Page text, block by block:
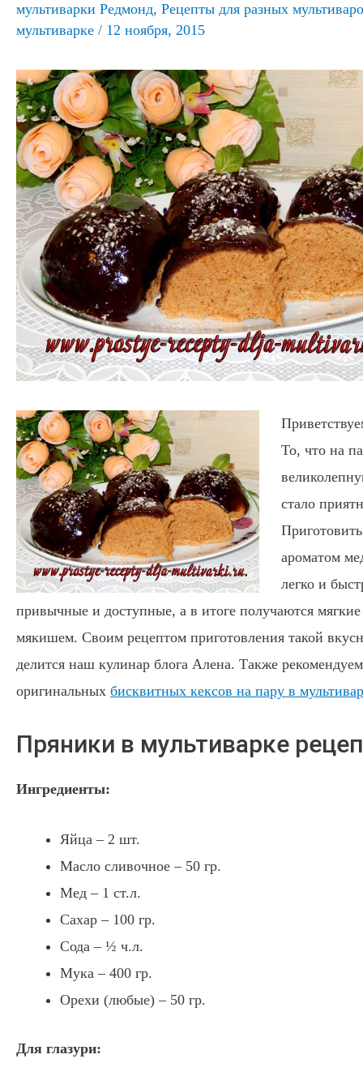
мультиварки Редмонд, Рецепты для разных
мультиварке / 12 ноября, 2015
То, что на
стало
ароматом
легко и
привычные и доступные, а в итоге получаются
мякишем. Своим рецептом приготовления такой
делится наш кулинар блога Алена. Также
оригинальных бисквитных кексов на пару в
Пряники в мультиварке
Ингредиенты:
Яйца – 2 шт.
Масло сливочное – 50 гр.
Мед – 1 ст.л.
Сахар – 100 гр.
Сода – ½ ч.л.
Мука – 400 гр.
Орехи (любые) – 50 гр.
Для глазури: